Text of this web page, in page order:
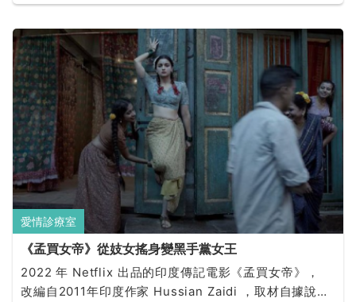
股獨特的懷舊魅力。
愛情診療室
《孟買女帝》從妓女搖身變黑手黨女王
2022 年 Netflix 出品的印度傳記電影《孟買女帝》，
改編自2011年印度作家 Hussian Zaidi ，取材自據說真